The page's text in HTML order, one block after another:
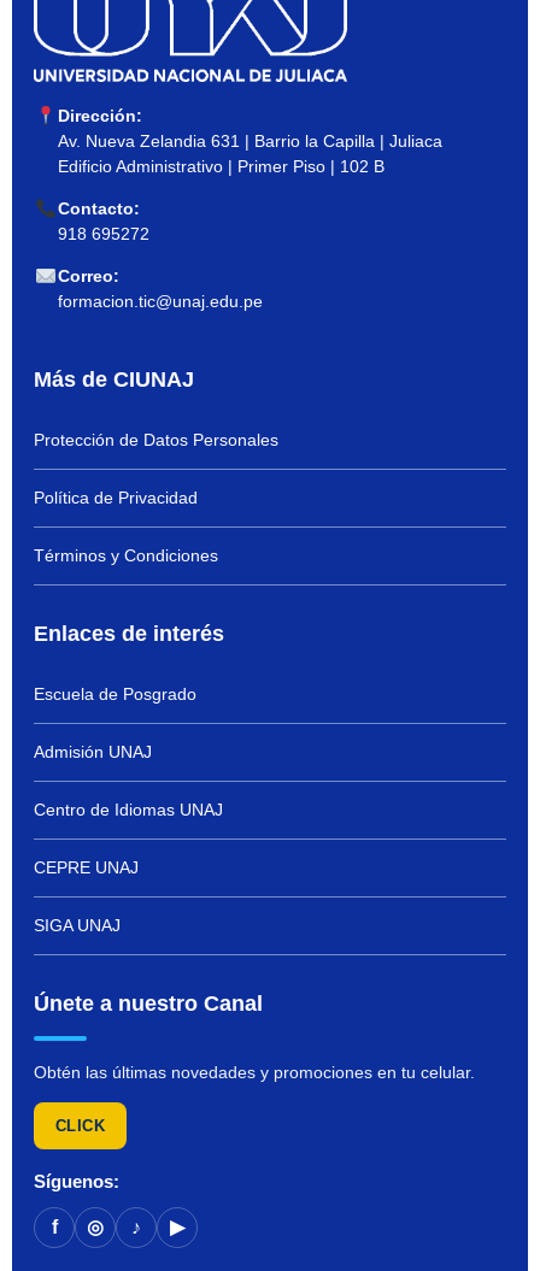
Dirección:
Av. Nueva Zelandia 631 | Barrio la Capilla | Juliaca
Edificio Administrativo | Primer Piso | 102 B
Contacto:
918 695272
Correo:
formacion.tic@unaj.edu.pe
Más de CIUNAJ
Protección de Datos Personales
Política de Privacidad
Términos y Condiciones
Enlaces de interés
Escuela de Posgrado
Admisión UNAJ
Centro de Idiomas UNAJ
CEPRE UNAJ
SIGA UNAJ
Únete a nuestro Canal
Obtén las últimas novedades y promociones en tu celular.
CLICK
Síguenos:
f ◎ ♪ ▶